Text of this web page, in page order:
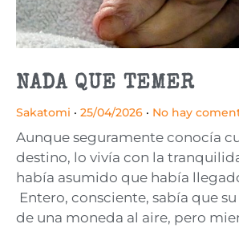
NADA QUE TEMER
Sakatomi 25/04/2026 No hay
Aunque seguramente conocía
destino, lo vivía con la
había asumido que había
Entero, consciente, sabía que
de una moneda al aire, pero